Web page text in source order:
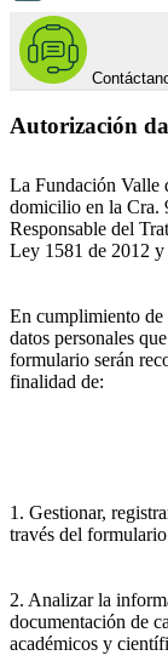
Autorización
La Fundación
domicilio en la Cra.
Responsable del
Ley 1581 de 2012
En cumplimiento
datos personales
formulario serán
finalidad de:
1. Gestionar,
través del
2. Analizar la
documentación de
académicos y